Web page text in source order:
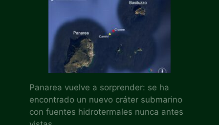
Panarea vuelve a sorprender: se ha
encontrado un nuevo cráter submarino
con fuentes hidrotermales nunca antes